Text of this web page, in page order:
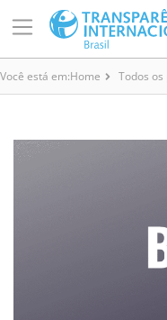
Você está em:Home Todos os